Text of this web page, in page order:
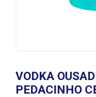
VODKA
PEDACINHO